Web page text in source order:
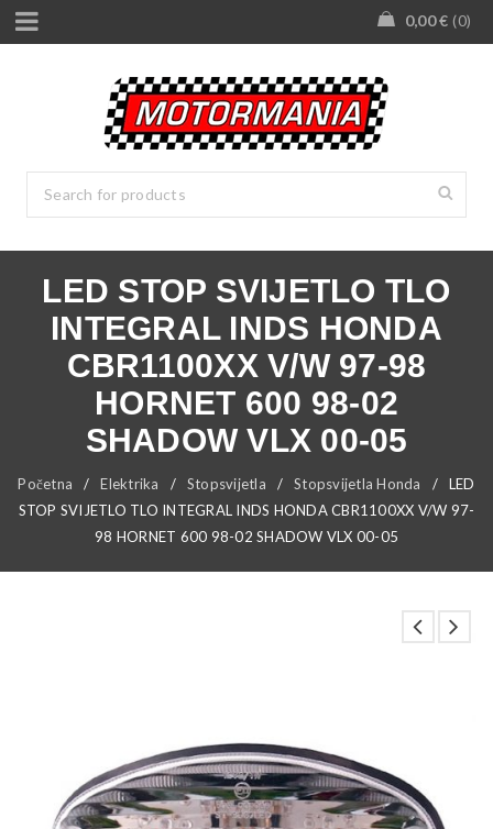
0,00€ 0
LED STOP SVIJETLO TLO
INTEGRAL INDS HONDA
CBR1100XX V/W 97-98
HORNET 600 98-02
SHADOW VLX 00-05
Početna / Elektrika / Stopsvijetla / Stopsvijetla Honda /
LED
STOP SVIJETLO TLO INTEGRAL INDS HONDA CBR1100XX V/W 97-
98 HORNET 600 98-02 SHADOW VLX 00-05